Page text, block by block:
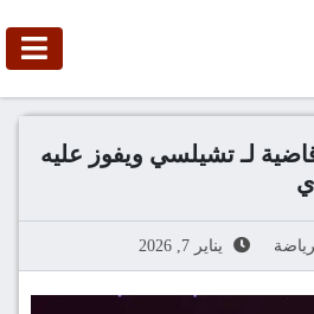
لـ تشيلسي ويفوز عليه
يناير 7, 2026